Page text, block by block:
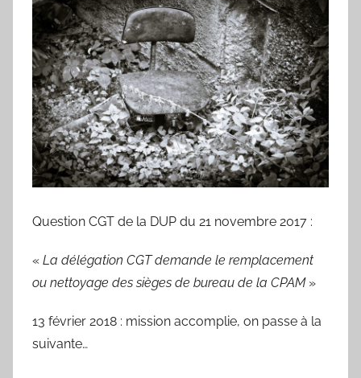
des
Ardennes
r
L
a
d
é
l
é
g
a
n
C
T
Question CGT de la DUP du 21 novembre 2017 :
« La délégation CGT demande le remplacement
ou nettoyage des sièges de bureau de la CPAM »
13 février 2018 : mission accomplie, on passe à la
suivante…